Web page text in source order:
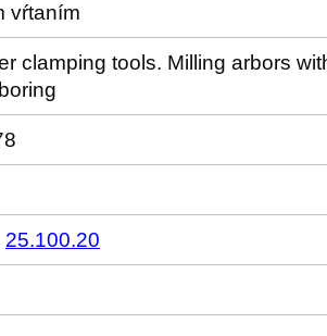
vŕtaním
clamping tools. Milling arbors
25.100.20